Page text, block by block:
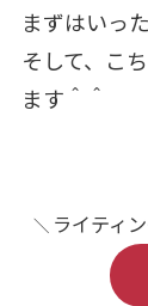
まずはいっ
そして、こ
ます＾＾
＼ ライティ